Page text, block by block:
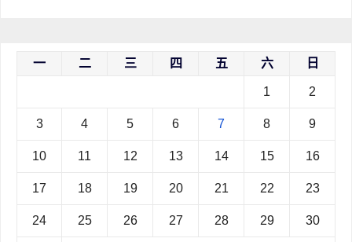
一 二 三 四 五 六 日
1 2
3 4 5 6 7 8 9
10 11 12 13 14 15 16
17 18 19 20 21 22 23
24 25 26 27 28 29 30